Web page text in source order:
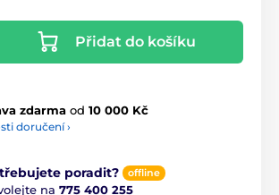
Přidat do košíku
zdarma od 10 000 Kč
doručení ›
poradit? offline
na 775 400 255